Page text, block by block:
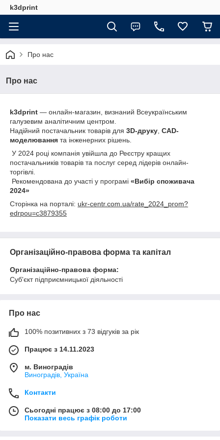
k3dprint
Про нас
Про нас
k3dprint — онлайн-магазин, визнаний Всеукраїнським
галузевим аналітичним центром.
Надійний постачальник товарів для 3D-друку CAD-
моделювання та інженерних рішень.
У 2024 році компанія увійшла до Реєстру кращих
постачальників товарів та послуг серед лідерів онлайн-
торгівлі.
Рекомендована до участі у програмі «Вибір споживача
2024»
Сторінка на порталі: ukr-centr.com.ua/rate_2024_prom?
edrpou=c3879355
Організаційно-правова форма та капітал
Організаційно-правова форма:
Суб'єкт підприємницької діяльності
Про нас
100% позитивних з 73 відгуків за рік
Працює з 14.11.2023
м. Виноградів
Виноградів, Україна
Контакти
Сьогодні працює з 08:00 до 17:00
Показати весь графік роботи